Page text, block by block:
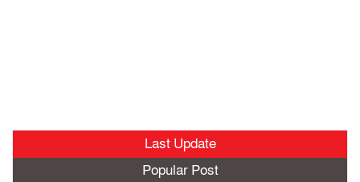
Last Update
Popular Post